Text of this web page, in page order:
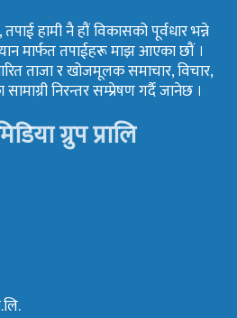
हामी नै हौं विकासको पूर्वधार भन्ने
मार्फत तपाईहरू माझ आएका छौं ।
ताजा र खोजमूलक समाचार, विचार,
निरन्तर सम्प्रेषण गर्दै जानेछ ।
ग्रुप प्रालि